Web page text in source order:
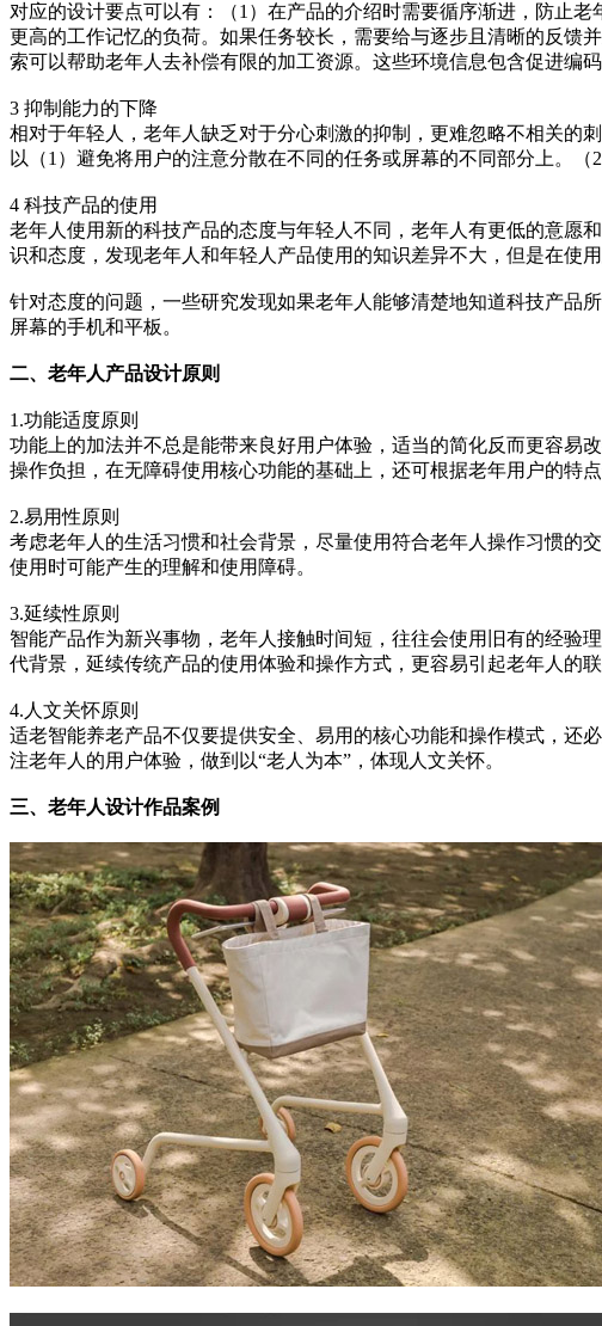
对应的设计要点可以有：（1）在产品的介绍时需要循序渐进，防止
更高的工作记忆的负荷。如果任务较长，需要给与逐步且清晰的反馈
索可以帮助老年人去补偿有限的加工资源。这些环境信息包含促进编
3 抑制能力的下降
相对于年轻人，老年人缺乏对于分心刺激的抑制，更难忽略不相关的
以（1）避免将用户的注意分散在不同的任务或屏幕的不同部分上。（
4 科技产品的使用
老年人使用新的科技产品的态度与年轻人不同，老年人有更低的意愿
识和态度，发现老年人和年轻人产品使用的知识差异不大，但是在使
针对态度的问题，一些研究发现如果老年人能够清楚地知道科技产品
屏幕的手机和平板。
二、老年人产品设计原则
1.功能适度原则
功能上的加法并不总是能带来良好用户体验，适当的简化反而更容易
操作负担，在无障碍使用核心功能的基础上，还可根据老年用户的特
2.易用性原则
考虑老年人的生活习惯和社会背景，尽量使用符合老年人操作习惯的
使用时可能产生的理解和使用障碍。
3.延续性原则
智能产品作为新兴事物，老年人接触时间短，往往会使用旧有的经验
代背景，延续传统产品的使用体验和操作方式，更容易引起老年人的
4.人文关怀原则
适老智能养老产品不仅要提供安全、易用的核心功能和操作模式，还
注老年人的用户体验，做到以“老人为本”，体现人文关怀。
三、老年人设计作品案例